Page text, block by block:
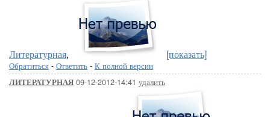
Литературная, [показать]
Обратиться - Ответить - К полной версии
ЛИТЕРАТУРНАЯ 09-12-2012-14:41 удалить